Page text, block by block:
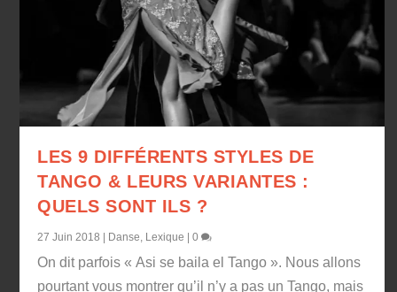
LES 9 DIFFÉRENTS STYLES DE
TANGO & LEURS VARIANTES :
QUELS SONT ILS ?
27 Juin 2018 Danse, Lexique |0
On dit parfois « Asi se baila el Tango ». Nous allons
pourtant vous montrer qu’il n’y a pas un Tango, mais